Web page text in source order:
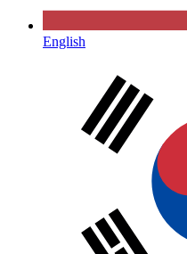
English